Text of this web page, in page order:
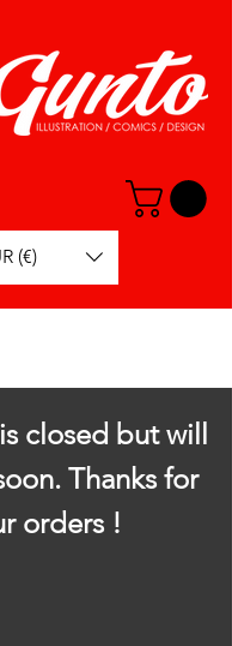
(€)
closed but will
Thanks for
orders !